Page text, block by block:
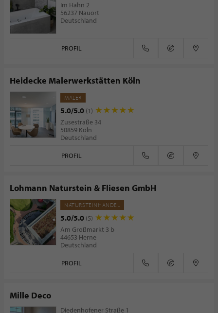
Im Hahn 2
56237 Nauort
Deutschland
PROFIL
Heidecke Malerwerkstätten Köln
MALER
5.0/5.0 (1)
Zusestraße 34
50859 Köln
Deutschland
PROFIL
Lohmann Naturstein & Fliesen GmbH
NATURSTEINHANDEL
5.0/5.0 (5)
Am Großmarkt 3 b
44653 Herne
Deutschland
PROFIL
Mille Deco
Diedenhofener Straße 1